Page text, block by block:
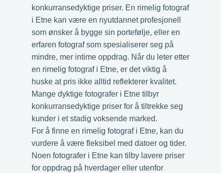
konkurransedyktige priser. En rimelig fotograf
i Etne kan være en nyutdannet profesjonell
som ønsker å bygge sin portefølje, eller en
erfaren fotograf som spesialiserer seg på
mindre, mer intime oppdrag. Når du leter etter
en rimelig fotograf i Etne, er det viktig å
huske at pris ikke alltid reflekterer kvalitet.
Mange dyktige fotografer i Etne tilbyr
konkurransedyktige priser for å tiltrekke seg
kunder i et stadig voksende marked.
For å finne en rimelig fotograf i Etne, kan du
vurdere å være fleksibel med datoer og tider.
Noen fotografer i Etne kan tilby lavere priser
for oppdrag på hverdager eller utenfor